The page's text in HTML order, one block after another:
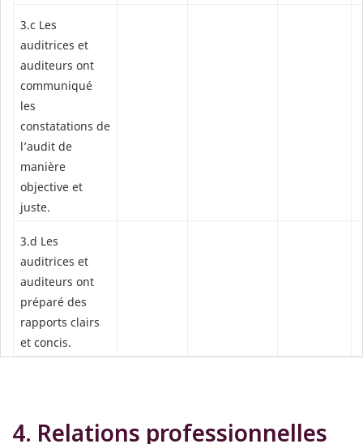
3.c Les
auditrices et
auditeurs ont
communiqué
les
constatations de
l’audit de
manière
objective et
juste.
3.d Les
auditrices et
auditeurs ont
préparé des
rapports clairs
et concis.
4. Relations professionnelles